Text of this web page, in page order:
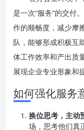
是一次“服务”的交付
作的顺畅度，减少摩
队，能够形成积极互
体工作效率和产出质
展现企业专业形象和
如何强化服务
换位思考，主动
场，思考他们真